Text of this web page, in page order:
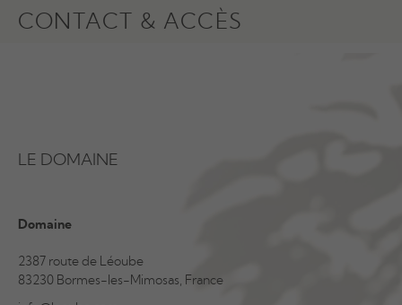
CONTACT & ACCÈS
LE DOMAINE
Domaine
2387 route de Léoube
83230 Bormes-les-Mimosas, France